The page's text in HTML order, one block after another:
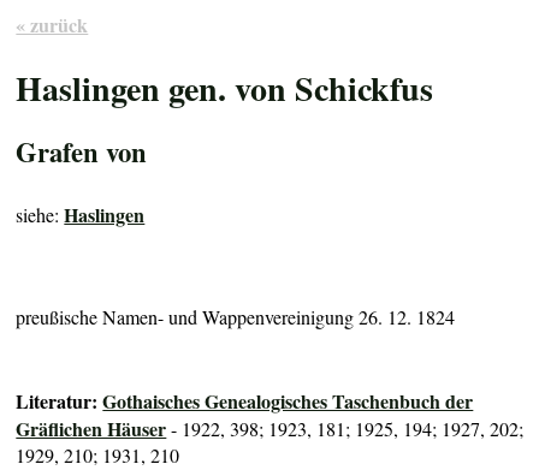
« zurück
Haslingen gen. von Schickfus
Grafen von
siehe:Haslingen
preußische Namen- und Wappenvereinigung 26. 12. 1824
Literatur:Gothaisches Genealogisches Taschenbuch der
Gräflichen Häuser- 1922, 398; 1923, 181; 1925, 194; 1927, 202;
1929, 210; 1931, 210